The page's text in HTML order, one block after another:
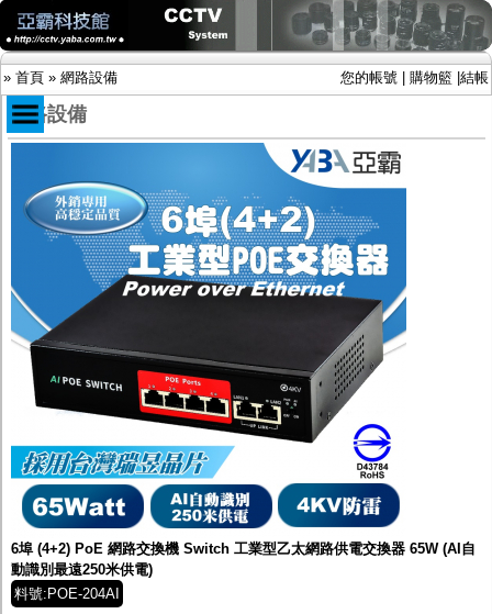
» 首頁 » 網路設備 您的帳號 購物籃 結帳
商品目錄
限時促銷特惠專案
IP網路攝影機及錄放影機
AHD DVR數位錄放影機
AHD半球型(適用屋內)
AHD中小型紅外線攝影機(適用騎樓、室內外)
AHD防護罩型攝影機(適用屋外，紅外線照射
距離遠）
AHD特殊功能型攝影機
旋轉型攝影機.旋轉台
傳統高解析攝影機
鏡頭
防護罩及支架
多路攝影機單軸傳輸
監聽器.麥克風
網路設備
視訊轉換設備
雙絞線傳輸器
雜訊改善器
分配放大器
網路設備
6埠 (4+2) PoE 網路交換機 Switch 工業型乙太網路供電交換器 65W (AI自
動識別最遠250米供電)
料號:POE-204AI